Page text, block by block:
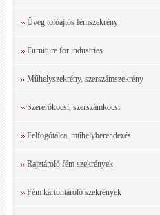
Üveg tolóajtós fémszekrény
Furniture for industries
Műhelyszekrény, szerszámszekrény
Szererőkocsi, szerszámkocsi
Felfogótálca, műhelyberendezés
Rajztároló fém szekrények
Fém kartontároló szekrények